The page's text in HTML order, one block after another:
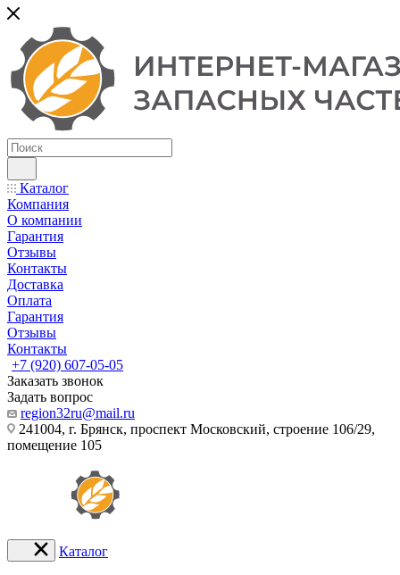
Каталог
Компания
О компании
Гарантия
Отзывы
Контакты
Доставка
Оплата
Гарантия
Отзывы
Контакты
+7 (920) 607-05-05
Заказать звонок
Задать вопрос
region32ru@mail.ru
241004, г. Брянск, проспект Московский, строение 106/29,
помещение 105
Каталог